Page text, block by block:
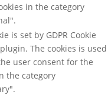
in the category
is set by GDPR Cookie
The cookies is used
user consent for the
the category